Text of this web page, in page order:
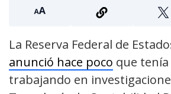
La Reserva Federal de
anunció hace poco que
trabajando en